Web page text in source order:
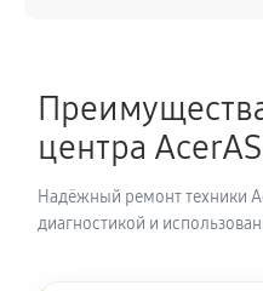
Замена системы
1480 руб
Замена процессора
509T (NX.VPKER.00C)
центра
Надёжный ремонт техники
диагностикой и